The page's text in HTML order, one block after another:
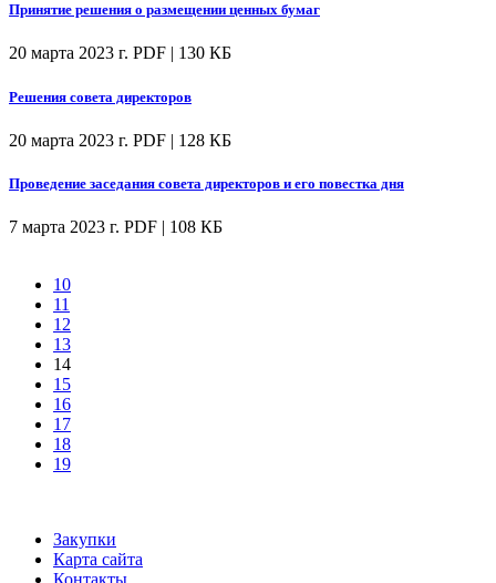
Принятие решения о размещении ценных бумаг
20 марта 2023 г. PDF | 130 КБ
Решения совета директоров
20 марта 2023 г. PDF | 128 КБ
Проведение заседания совета директоров и его повестка дня
7 марта 2023 г. PDF | 108 КБ
10
11
12
13
14
15
16
17
18
19
Закупки
Карта сайта